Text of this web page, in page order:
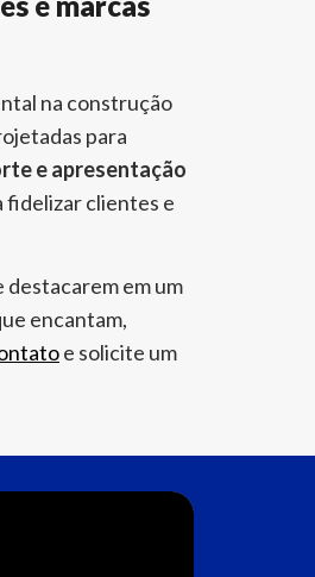
na construção
para
e apresentação
fidelizar clientes e
destacarem em um
encantam,
e solicite um